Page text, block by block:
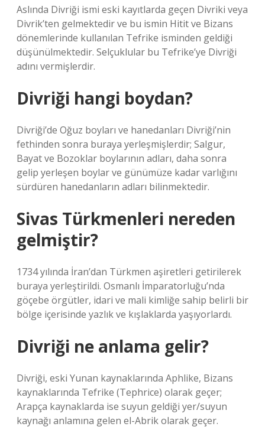
Aslında Divriği ismi eski kayıtlarda geçen Divriki veya
Divrik’ten gelmektedir ve bu ismin Hitit ve Bizans
dönemlerinde kullanılan Tefrike isminden geldiği
düşünülmektedir. Selçuklular bu Tefrike’ye Divriği
adını vermişlerdir.
Divriği hangi boydan?
Divriği’de Oğuz boyları ve hanedanları Divriği’nin
fethinden sonra buraya yerleşmişlerdir; Salgur,
Bayat ve Bozoklar boylarının adları, daha sonra
gelip yerleşen boylar ve günümüze kadar varlığını
sürdüren hanedanların adları bilinmektedir.
Sivas Türkmenleri nereden
gelmiştir?
1734 yılında İran’dan Türkmen aşiretleri getirilerek
buraya yerleştirildi. Osmanlı İmparatorluğu’nda
göçebe örgütler, idari ve mali kimliğe sahip belirli bir
bölge içerisinde yazlık ve kışlaklarda yaşıyorlardı.
Divriği ne anlama gelir?
Divriği, eski Yunan kaynaklarında Aphlike, Bizans
kaynaklarında Tefrike (Tephrice) olarak geçer;
Arapça kaynaklarda ise suyun geldiği yer/suyun
kaynağı anlamına gelen el-Abrik olarak geçer.